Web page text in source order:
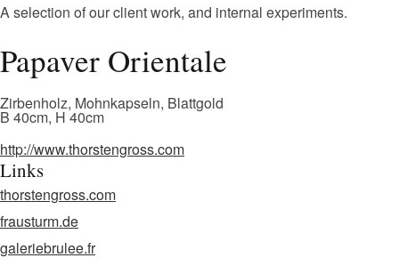
A selection of our client work, and internal experiments.
Papaver Orientale
Zirbenholz, Mohnkapseln, Blattgold
B 40cm, H 40cm
http://www.thorstengross.com
Links
thorstengross.com
frausturm.de
galeriebrulee.fr